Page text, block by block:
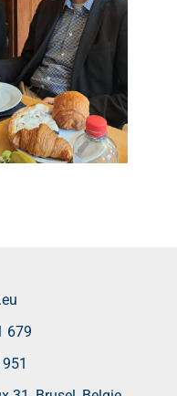
679